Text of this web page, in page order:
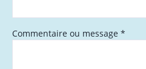
Commentaire ou message *